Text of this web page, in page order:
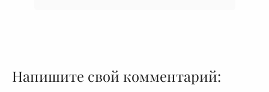
Напишите свой комментарий: